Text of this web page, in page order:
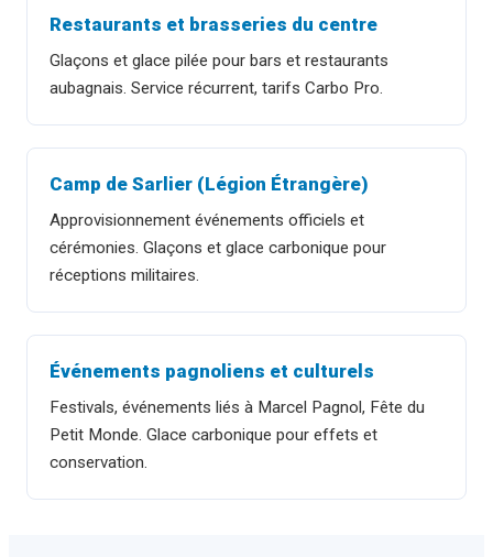
Restaurants et brasseries du centre
Glaçons et glace pilée pour bars et restaurants
aubagnais. Service récurrent, tarifs Carbo Pro.
Camp de Sarlier (Légion Étrangère)
Approvisionnement événements officiels et
cérémonies. Glaçons et glace carbonique pour
réceptions militaires.
Événements pagnoliens et culturels
Festivals, événements liés à Marcel Pagnol, Fête du
Petit Monde. Glace carbonique pour effets et
conservation.